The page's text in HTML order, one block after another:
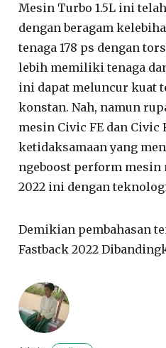
Mesin Turbo 1.5L ini
dengan beragam
tenaga 178 ps dengan
lebih memiliki tenaga
ini dapat meluncur kuat
konstan. Nah, namun
mesin Civic FE dan Civic
ketidaksamaan yang
ngeboost perform mesin
2022 ini dengan
Demikian pembahasan
Fastback 2022